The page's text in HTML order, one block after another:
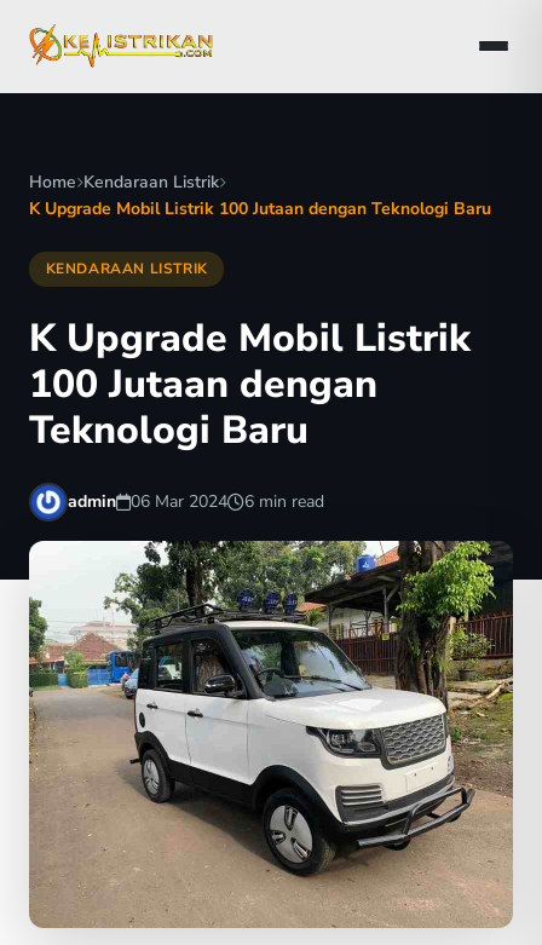
Home Kendaraan Listrik
K Upgrade Mobil Listrik 100 Jutaan dengan Teknologi Baru
KENDARAAN LISTRIK
K Upgrade Mobil Listrik
100 Jutaan dengan
Teknologi Baru
admin 06 Mar 2024 6 min read